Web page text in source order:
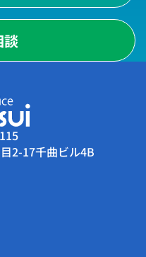
談
2-17千曲ビル4B